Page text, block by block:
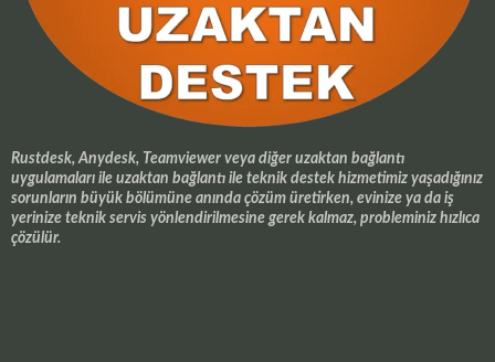
Rustdesk, Anydesk, Teamviewer veya diğer uzaktan bağlantı
uygulamaları ile uzaktan bağlantı ile teknik destek hizmetimiz yaşadığınız
sorunların büyük bölümüne anında çözüm üretirken, evinize ya da iş
yerinize teknik servis yönlendirilmesine gerek kalmaz, probleminiz hızlıca
çözülür.